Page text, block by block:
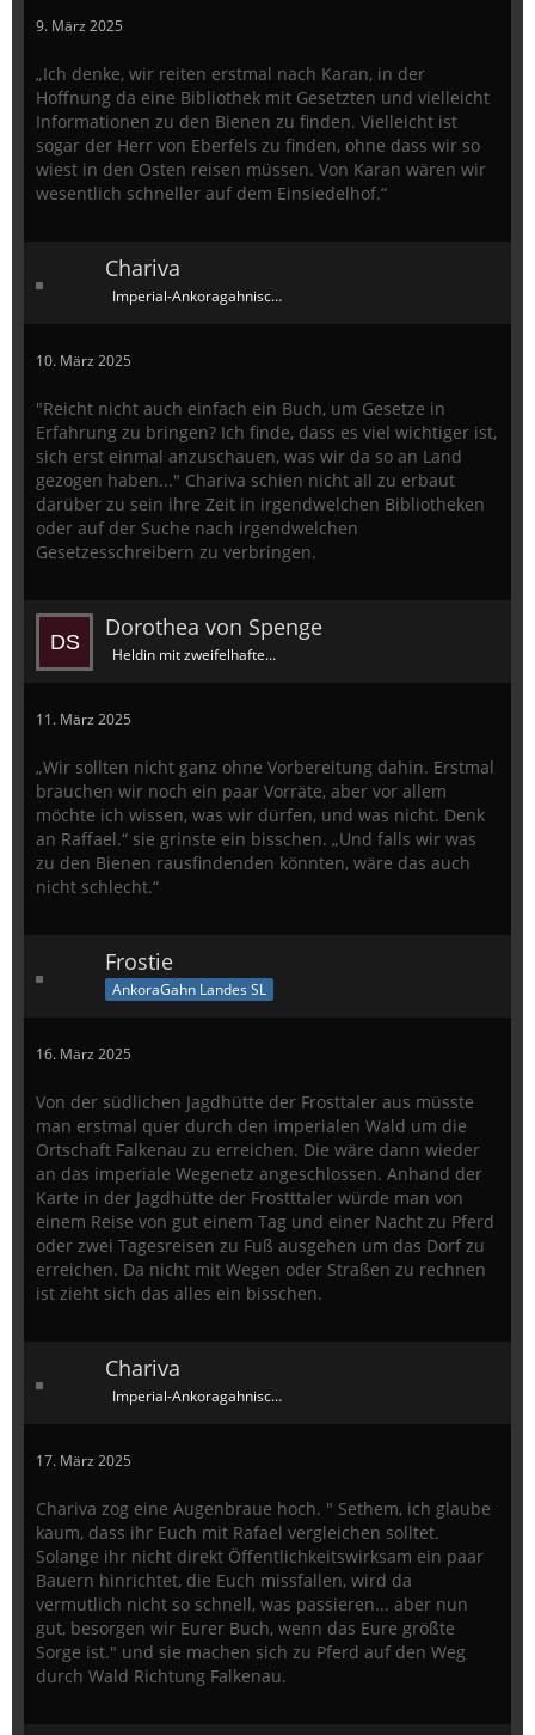
9. März 2025
„Ich denke, wir reiten erstmal nach Karan, in der
Hoffnung da eine Bibliothek mit Gesetzten und vielleicht
Informationen zu den Bienen zu finden. Vielleicht ist
sogar der Herr von Eberfels zu finden, ohne dass wir so
wiest in den Osten reisen müssen. Von Karan wären wir
wesentlich schneller auf dem Einsiedelhof.“
Chariva
Imperial-Ankoragahnischer Dauergast
10. März 2025
"Reicht nicht auch einfach ein Buch, um Gesetze in
Erfahrung zu bringen? Ich finde, dass es viel wichtiger ist,
sich erst einmal anzuschauen, was wir da so an Land
gezogen haben..." Chariva schien nicht all zu erbaut
darüber zu sein ihre Zeit in irgendwelchen Bibliotheken
oder auf der Suche nach irgendwelchen
Gesetzesschreibern zu verbringen.
Dorothea von Spenge
Heldin mit zweifelhaftem Ruf
11. März 2025
„Wir sollten nicht ganz ohne Vorbereitung dahin. Erstmal
brauchen wir noch ein paar Vorräte, aber vor allem
möchte ich wissen, was wir dürfen, und was nicht. Denk
an Raffael.“ sie grinste ein bisschen. „Und falls wir was
zu den Bienen rausfindenden könnten, wäre das auch
nicht schlecht.“
Frostie
AnkoraGahn Landes SL
16. März 2025
Von der südlichen Jagdhütte der Frosttaler aus müsste
man erstmal quer durch den imperialen Wald um die
Ortschaft Falkenau zu erreichen. Die wäre dann wieder
an das imperiale Wegenetz angeschlossen. Anhand der
Karte in der Jagdhütte der Frostttaler würde man von
einem Reise von gut einem Tag und einer Nacht zu Pferd
oder zwei Tagesreisen zu Fuß ausgehen um das Dorf zu
erreichen. Da nicht mit Wegen oder Straßen zu rechnen
ist zieht sich das alles ein bisschen.
Chariva
Imperial-Ankoragahnischer Dauergast
17. März 2025
Chariva zog eine Augenbraue hoch. " Sethem, ich glaube
kaum, dass ihr Euch mit Rafael vergleichen solltet.
Solange ihr nicht direkt Öffentlichkeitswirksam ein paar
Bauern hinrichtet, die Euch missfallen, wird da
vermutlich nicht so schnell, was passieren... aber nun
gut, besorgen wir Eurer Buch, wenn das Eure größte
Sorge ist." und sie machen sich zu Pferd auf den Weg
durch Wald Richtung Falkenau.